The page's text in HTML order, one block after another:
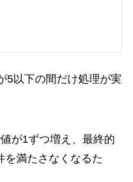
5以下の間だけ処理が実
が1ずつ増え、最終的
を満たさなくなるた